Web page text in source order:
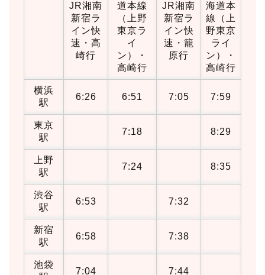
JR湘南
新宿ラ
イン快
速・高
崎行
道本線
（上野
東京ラ
イ
ン）・
高崎行
JR湘南
新宿ラ
イン快
速・籠
原行
海道本
線（上
野東京
ライ
ン）・
高崎行
横浜
駅
6:26 6:51 7:05 7:59
東京
駅
7:18 8:29
上野
駅
7:24 8:35
渋谷
駅
6:53 7:32
新宿
駅
6:58 7:38
池袋
7:04 7:44